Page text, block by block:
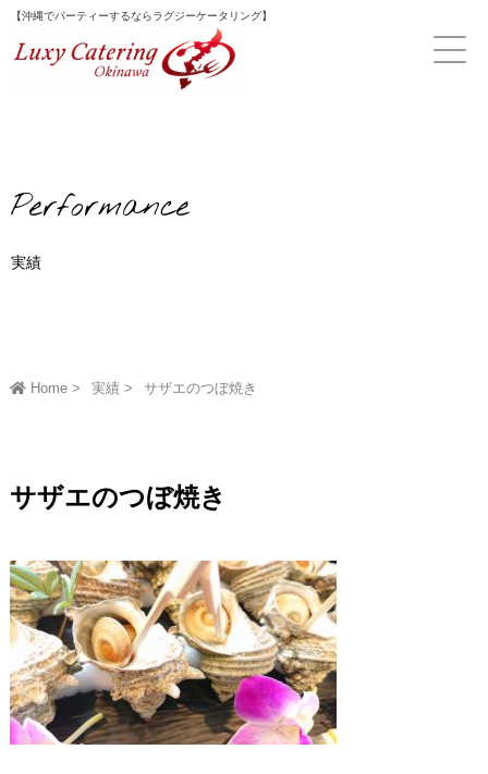
Skip
content
【沖縄でパーティーするならラグジーケータリング】
Performance
実績
Home 実績 サザエのつぼ焼き
サザエのつぼ焼き